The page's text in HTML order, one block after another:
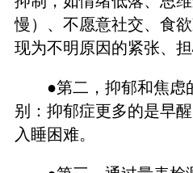
慢）、不愿意社交、食
现为不明原因的紧张、
●第二，抑郁和焦虑
别：抑郁症更多的是早
入睡困难。